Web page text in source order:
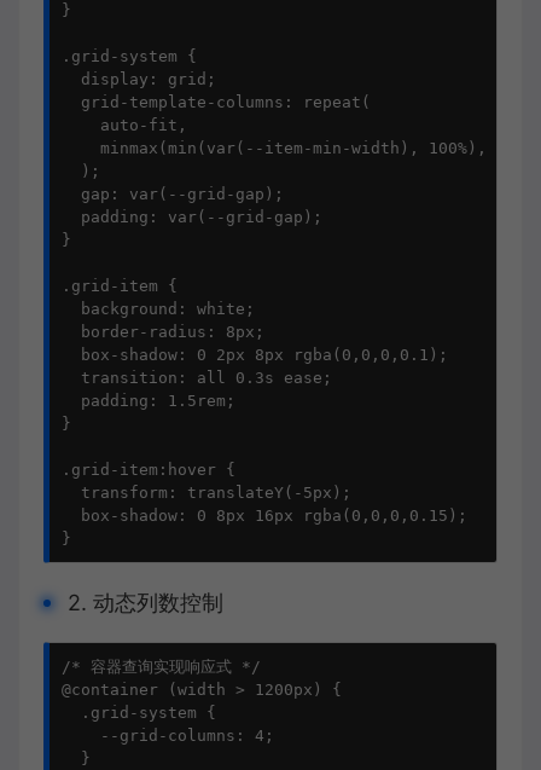
}
.grid-system {
  display: grid;
  grid-template-columns: repeat(
    auto-fit,
    minmax(min(var(--item-min-width), 100%), 1fr)
  );
  gap: var(--grid-gap);
  padding: var(--grid-gap);
}
.grid-item {
  background: white;
  border-radius: 8px;
  box-shadow: 0 2px 8px rgba(0,0,0,0.1);
  transition: all 0.3s ease;
  padding: 1.5rem;
}
.grid-item:hover {
  transform: translateY(-5px);
  box-shadow: 0 8px 16px rgba(0,0,0,0.15);
}
2. 动态列数控制
/* 容器查询实现响应式 */
@container (width > 1200px) {
  .grid-system {
    --grid-columns: 4;
  }